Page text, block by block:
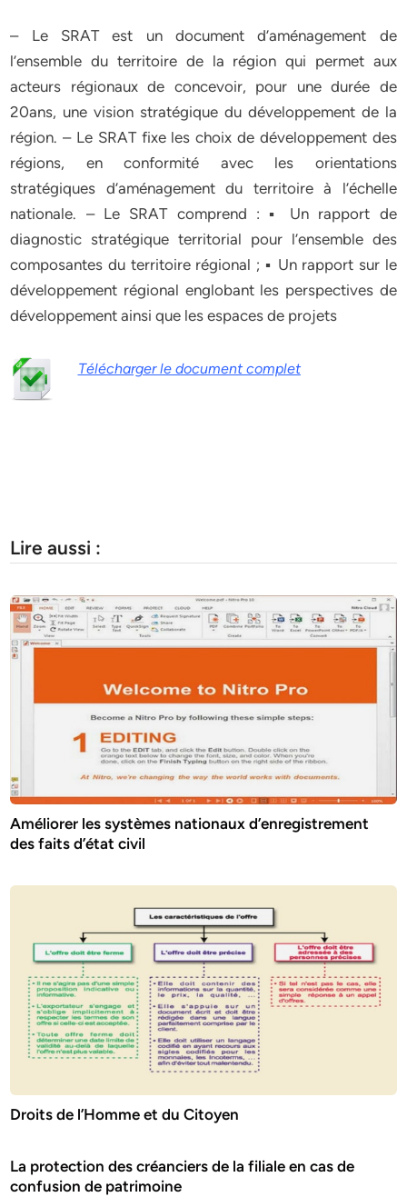
– Le SRAT est un document d’aménagement de
l’ensemble du territoire de la région qui permet aux
acteurs régionaux de concevoir, pour une durée de
20ans, une vision stratégique du développement de la
région. – Le SRAT fixe les choix de développement des
régions, en conformité avec les orientations
stratégiques d’aménagement du territoire à l’échelle
nationale. – Le SRAT comprend : ▪ Un rapport de
diagnostic stratégique territorial pour l’ensemble des
composantes du territoire régional ; ▪ Un rapport sur le
développement régional englobant les perspectives de
développement ainsi que les espaces de projets
Télécharger le document complet
Lire aussi :
Améliorer les systèmes nationaux d’enregistrement
des faits d’état civil
Droits de l’Homme et du Citoyen
La protection des créanciers de la filiale en cas de
confusion de patrimoine